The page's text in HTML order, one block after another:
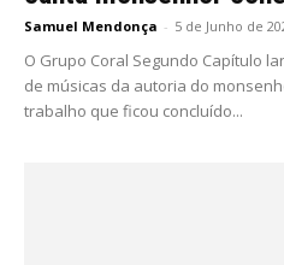
Samuel Mendonça - 5 de Junho de
O Grupo Coral Segundo Capítulo
de músicas da autoria do
trabalho que ficou concluído...